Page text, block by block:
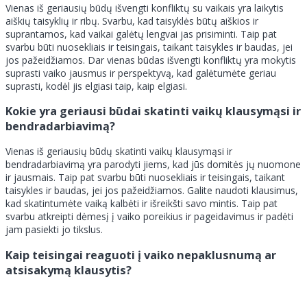
Vienas iš geriausių būdų išvengti konfliktų su vaikais yra laikytis
aiškių taisyklių ir ribų. Svarbu, kad taisyklės būtų aiškios ir
suprantamos, kad vaikai galėtų lengvai jas prisiminti. Taip pat
svarbu būti nuosekliais ir teisingais, taikant taisykles ir baudas, jei
jos pažeidžiamos. Dar vienas būdas išvengti konfliktų yra mokytis
suprasti vaiko jausmus ir perspektyvą, kad galėtumėte geriau
suprasti, kodėl jis elgiasi taip, kaip elgiasi.
Kokie yra geriausi būdai skatinti vaikų klausymąsi ir
bendradarbiavimą?
Vienas iš geriausių būdų skatinti vaikų klausymąsi ir
bendradarbiavimą yra parodyti jiems, kad jūs domitės jų nuomone
ir jausmais. Taip pat svarbu būti nuosekliais ir teisingais, taikant
taisykles ir baudas, jei jos pažeidžiamos. Galite naudoti klausimus,
kad skatintumėte vaiką kalbėti ir išreikšti savo mintis. Taip pat
svarbu atkreipti dėmesį į vaiko poreikius ir pageidavimus ir padėti
jam pasiekti jo tikslus.
Kaip teisingai reaguoti į vaiko nepaklusnumą ar
atsisakymą klausytis?